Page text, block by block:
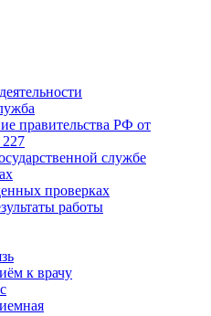
правительства РФ от
службе
проверках
работы
к врачу